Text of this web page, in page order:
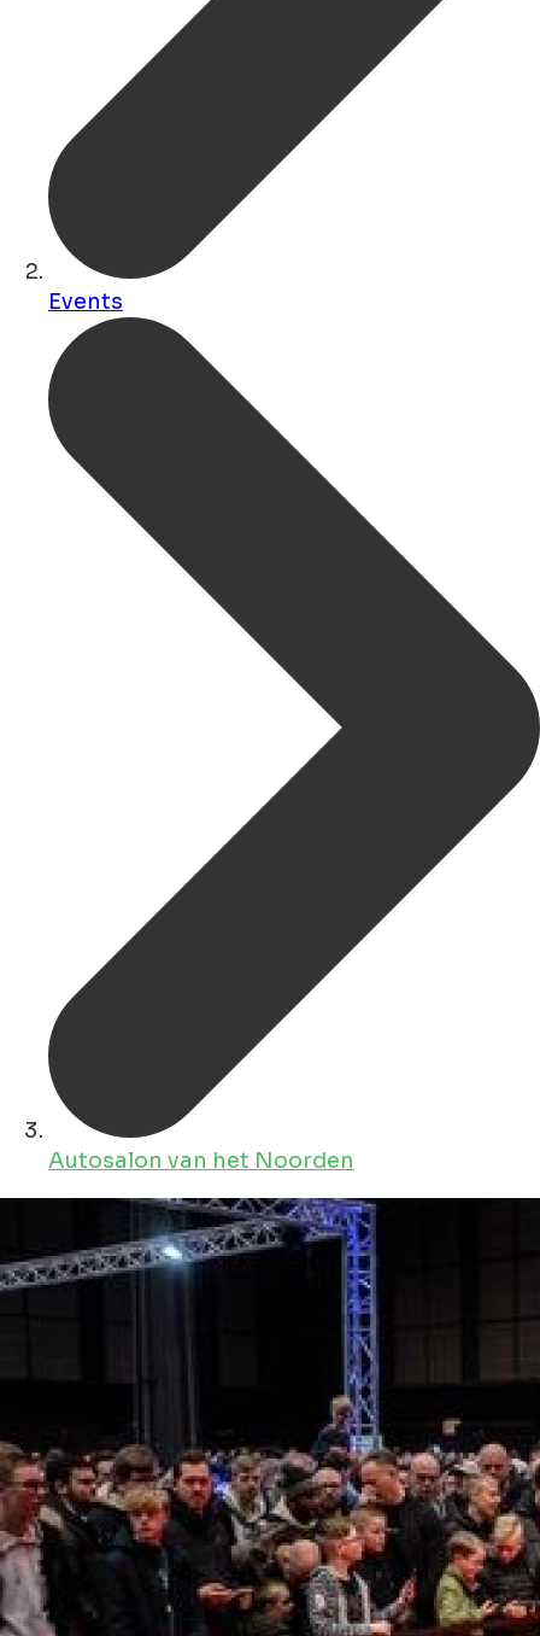
Events
Autosalon van het Noorden